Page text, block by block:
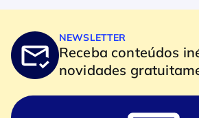
NEWSLETTER
Receba conteúdos
novidades